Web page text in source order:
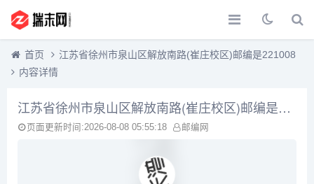
首页
江苏省徐州市泉山区解放南路(崔庄校区)邮编是221008
内容详情
江苏省徐州市泉山区解放南路(崔庄校区)邮编是221008
页面更新时间:2026-08-08 05:55:18 邮编网